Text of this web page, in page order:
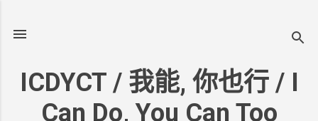
ICDYCT / 我能, 你也行 / I
Can Do, You Can Too